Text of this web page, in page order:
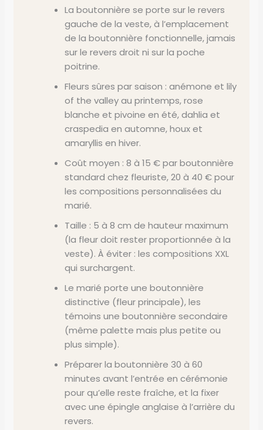
La boutonnière se porte sur le revers
gauche de la veste, à l’emplacement
de la boutonnière fonctionnelle, jamais
sur le revers droit ni sur la poche
poitrine.
Fleurs sûres par saison : anémone et lily
of the valley au printemps, rose
blanche et pivoine en été, dahlia et
craspedia en automne, houx et
amaryllis en hiver.
Coût moyen : 8 à 15 € par boutonnière
standard chez fleuriste, 20 à 40 € pour
les compositions personnalisées du
marié.
Taille : 5 à 8 cm de hauteur maximum
(la fleur doit rester proportionnée à la
veste). À éviter : les compositions XXL
qui surchargent.
Le marié porte une boutonnière
distinctive (fleur principale), les
témoins une boutonnière secondaire
(même palette mais plus petite ou
plus simple).
Préparer la boutonnière 30 à 60
minutes avant l’entrée en cérémonie
pour qu’elle reste fraîche, et la fixer
avec une épingle anglaise à l’arrière du
revers.